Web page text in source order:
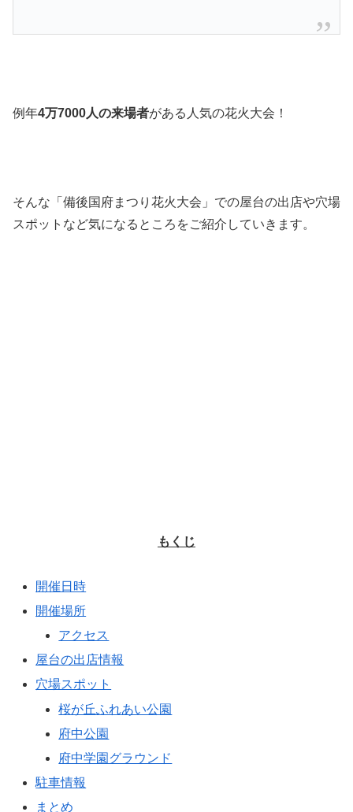
例年4万7000人の来場者がある人気の花火大会！
そんな「備後国府まつり花火大会」での屋台の出店や穴場
スポットなど気になるところをご紹介していきます。
もくじ
開催日時
開催場所
アクセス
屋台の出店情報
穴場スポット
桜が丘ふれあい公園
府中公園
府中学園グラウンド
駐車情報
まとめ